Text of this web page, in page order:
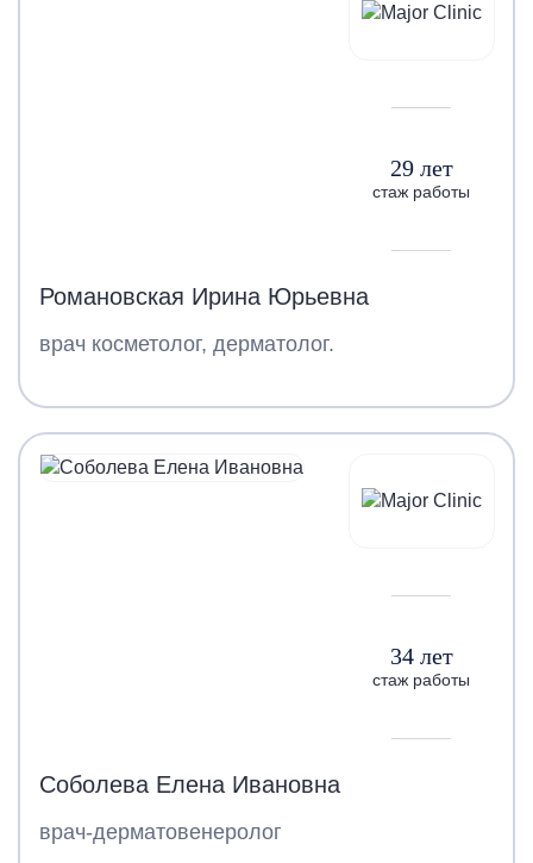
29 лет
стаж работы
Романовская Ирина Юрьевна
врач косметолог, дерматолог.
34 лет
стаж работы
Соболева Елена Ивановна
врач-дерматовенеролог